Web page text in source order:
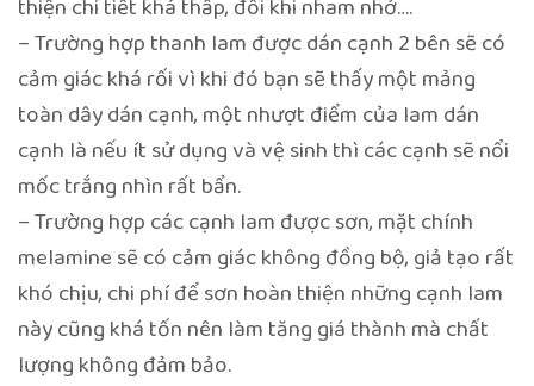
thiện chi tiết khá thấp, đôi khi nham nhở….
– Trường hợp thanh lam được dán cạnh 2 bên sẽ có
cảm giác khá rối vì khi đó bạn sẽ thấy một mảng
toàn dây dán cạnh, một nhượt điểm của lam dán
cạnh là nếu ít sử dụng và vệ sinh thì các cạnh sẽ nổi
mốc trắng nhìn rất bẩn.
– Trường hợp các cạnh lam được sơn, mặt chính
melamine sẽ có cảm giác không đồng bộ, giả tạo rất
khó chịu, chi phí để sơn hoàn thiện những cạnh lam
này cũng khá tốn nên làm tăng giá thành mà chất
lượng không đảm bảo.